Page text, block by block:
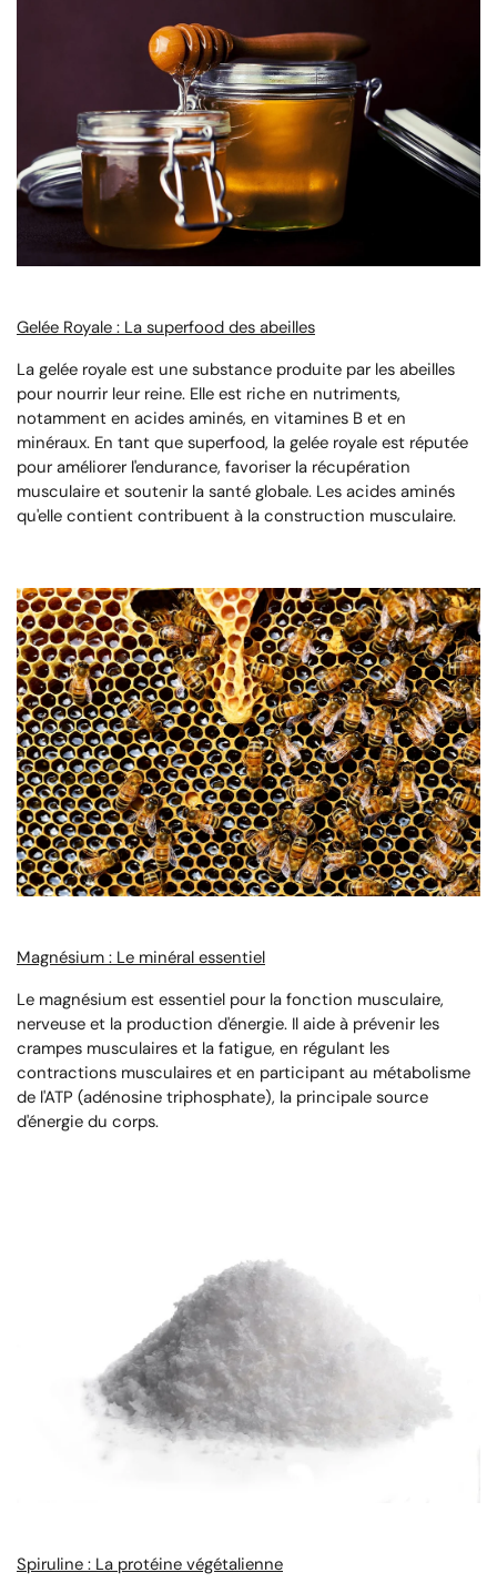
Gelée Royale : La superfood des abeilles
La gelée royale est une substance produite par les abeilles
pour nourrir leur reine. Elle est riche en nutriments,
notamment en acides aminés, en vitamines B et en
minéraux. En tant que superfood, la gelée royale est réputée
pour améliorer l'endurance, favoriser la récupération
musculaire et soutenir la santé globale. Les acides aminés
qu'elle contient contribuent à la construction musculaire.
Magnésium : Le minéral essentiel
Le magnésium est essentiel pour la fonction musculaire,
nerveuse et la production d'énergie. Il aide à prévenir les
crampes musculaires et la fatigue, en régulant les
contractions musculaires et en participant au métabolisme
de l'ATP (adénosine triphosphate), la principale source
d'énergie du corps.
Spiruline : La protéine végétalienne